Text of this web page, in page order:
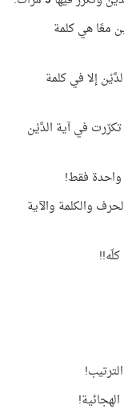
معًا هي كلمة
إلا في كلمة
في آية الدَّيْن
واحدة فقط!
والكلمة والآية